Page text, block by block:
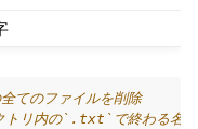
てのファイルを削除
トリ内の`.txt`で終わる名前